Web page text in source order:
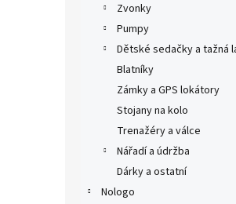
Zvonky
Pumpy
Dětské sedačky a tažná
Blatníky
Zámky a GPS lokátory
Stojany na kolo
Trenažéry a válce
Nářadí a údržba
Dárky a ostatní
Nologo